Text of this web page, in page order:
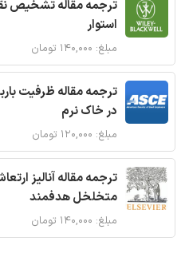
ترجمه مقاله تشخیص
استوار
مبلغ: ۱۴۰,۰۰۰ تومان
ترجمه مقاله ظرفیت
در خاک نرم
مبلغ: ۱۲۰,۰۰۰ تومان
ترجمه مقاله آنالیز
متخلخل هدفمند
مبلغ: ۱۴۰,۰۰۰ تومان